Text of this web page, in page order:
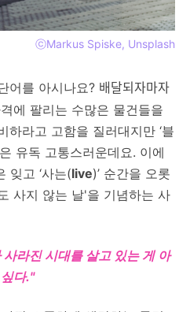
ⓒMarkus Spiske, Unsplash
어를 아시나요? 배달되자마자
에 팔리는 수많은 물건들을
하라고 고함을 질러대지만 ‘블
유독 고통스러운데요. 이에
잊고 ‘사는(live)’ 순간을 오롯
사지 않는 날'을 기념하는 사
라진 시대를 살고 있는 게 아
다."